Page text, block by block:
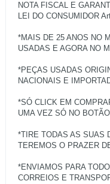
NOTA FISCAL E
LEI DO CONSUMIDOR
*MAIS DE 25 ANOS NO
USADAS E AGORA NO
*PEÇAS USADAS
NACIONAIS E
*SÓ CLICK EM
UMA VEZ SÓ NO
*TIRE TODAS AS SUAS
TEREMOS O PRAZER
*ENVIAMOS PARA
CORREIOS E